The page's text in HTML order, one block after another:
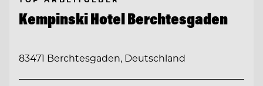
Kempinski Hotel Berchtesgaden
83471 Berchtesgaden, Deutschland